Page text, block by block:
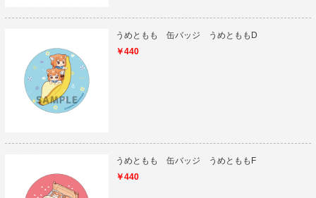
うめともも 缶バッジ うめとももD
￥440
うめともも 缶バッジ うめとももF
￥440